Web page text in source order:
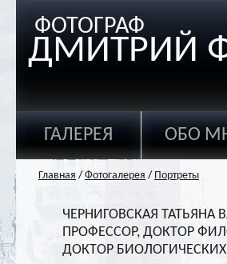
ФОТОГРАФ
ДМИТРИЙ
ГАЛЕРЕЯ ОБО
Главная / Фотогалерея / Портреты
ЧЕРНИГОВСКАЯ
ПРОФЕССОР, ДОКТОР
ДОКТОР